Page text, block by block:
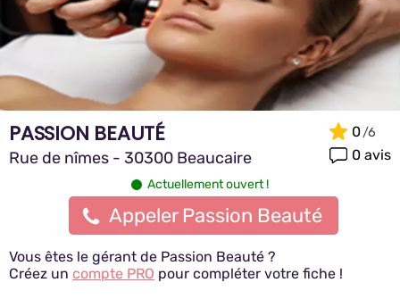
PASSION BEAUTÉ
Rue de nîmes - 30300 Beaucaire
0
0 avis
Actuellement ouvert !
Appeler Passion Beauté
Vous êtes le gérant de Passion Beauté ?
Créez un compte PRO pour compléter votre fiche !